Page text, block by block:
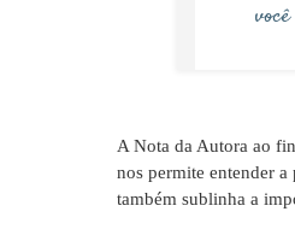
A Nota da Autora ao
nos permite entender
também sublinha a